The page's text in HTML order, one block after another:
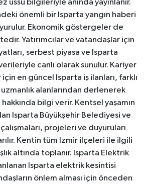
üssü bilgileriyle anında yayınlanır.
önemli bir Isparta yangın haberi
Ekonomik göstergeler de
Yatırımcılar ve vatandaşlar için
serbest piyasa ve Isparta
canlı olarak sunulur. Kariyer
için en güncel Isparta iş ilanları, farklı
alanlarından derlenerek
bilgi verir. Kentsel yaşamın
Isparta Büyükşehir Belediyesi ve
projeleri ve duyuruları
Kentin tüm İzmir ilçeleri ile ilgili
altında toplanır. Isparta Elektrik
Isparta elektrik kesintisi
önlem alması için önceden